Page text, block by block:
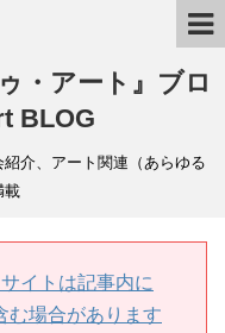
・アート』ブロ
BLOG
紹介、アート関連（あらゆる
載
イトは記事内に
む場合があります